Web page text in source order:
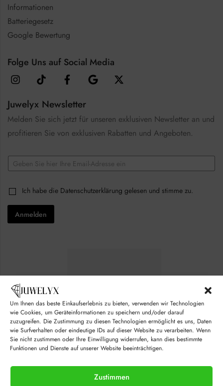
Um Ihnen das beste Einkaufserlebnis zu bieten, verwenden wir Technologien
wie Cookies, um Geräteinformationen zu speichern und/oder darauf
zuzugreifen. Die Zustimmung zu diesen Technologien ermöglicht es uns, Daten
wie Surfverhalten oder eindeutige IDs auf dieser Website zu verarbeiten. Wenn
Sie nicht zustimmen oder Ihre Einwilligung widerrufen, kann dies bestimmte
Funktionen und Dienste auf unserer Website beeinträchtigen.
Zustimmen
Informationen
Batteriegesetz
Google Bewertung
Folge Uns auf Social Media
Juwelyx Newsletter
Melden Sie sich jetzt für unseren exklusiven Newsletter an und
profitieren Sie von exklusiven Rabatten und Angeboten.
E
m
lm
i
*
C
h
e
k
*
Ich habe die Datenschutzerklärung gelesen und stimme zu.
Anmelden